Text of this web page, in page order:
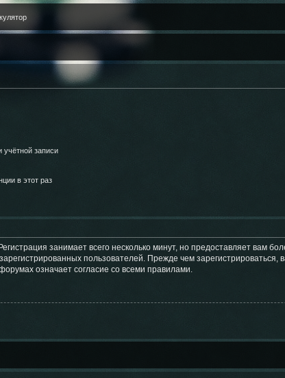
учётной записи
в этот раз
занимает всего несколько минут, но предоставляет вам
пользователей. Прежде чем зарегистрироваться,
означает согласие со всеми правилами.